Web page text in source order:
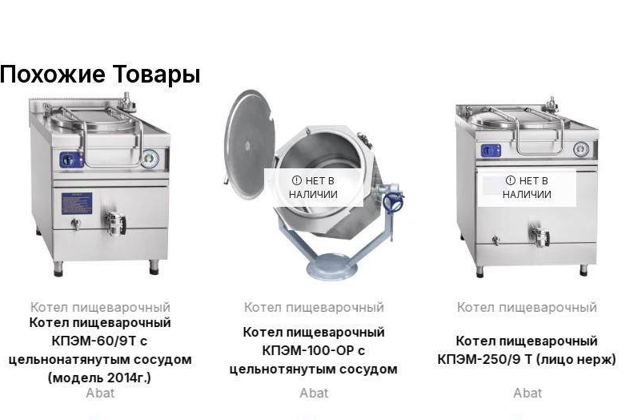
Похожие Товары
Котел пищеварочный
Котел пищеварочный
КПЭМ-60/9Т с
цельнонатянутым сосудом
(модель 2014г.)
Abat
НЕТ В
НАЛИЧИИ
Котел пищеварочный
Котел пищеварочный
КПЭМ-100-ОР с
цельнотянутым сосудом
Abat
НЕТ В
НАЛИЧИИ
Котел пищеварочный
Котел пищеварочный
КПЭМ-250/9 Т (лицо нерж)
Abat